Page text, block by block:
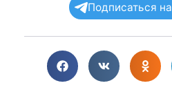
Подписаться